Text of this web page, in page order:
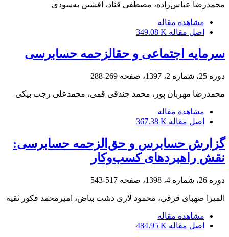
محمدرضا عباس‌زاده، مصطفی قناد، افشین به‌سودی
مشاهده مقاله
اصل مقاله 349.08 K
سرمایه اجتماعی و حق‎الزحمه حسابرسی
دوره 25، شماره 2، 1397، صفحه 269-288
محمدرضا مهربان پور، محمد جندقی قمی، محمدعلی رجب بیکی
مشاهده مقاله
اصل مقاله 367.38 K
گزارش حسابرس و حق‌الزحمه حسابرسی:
نقش راهبرد‌های کسب‌وکار
دوره 26، شماره 4، 1398، صفحه 517-543
المیرا صهبای قرقی، محمود لاری دشت بیاض، امیرمحمد فکور ثقیه
مشاهده مقاله
اصل مقاله 484.95 K